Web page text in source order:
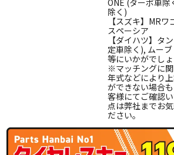
ONE (ターボ車除
除く)
【スズキ】MR
スペーシア
【ダイハツ】タ
定車除く), ムーブ
等にいかがでしょ
※マッチングに
年式などにより
ができない場合
客様にてご確認
点は弊社までお
ださい。